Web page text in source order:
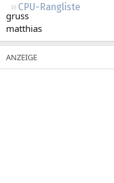
CPU-Rangliste
gruss
matthias